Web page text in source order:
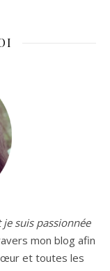
je suis passionnée
mon blog afin
et toutes les